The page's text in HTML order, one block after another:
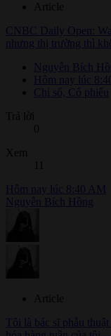
Article
CNBC Daily Open:
nhưng thị trường thì
Nguyễn Bích
Hôm nay lúc
Chỉ số, Cổ phiếu
Trả lời
0
Xem
Hôm nay lúc 8:40 AM
Nguyễn Bích Hồng
Article
Tôi là bác sĩ phẫu